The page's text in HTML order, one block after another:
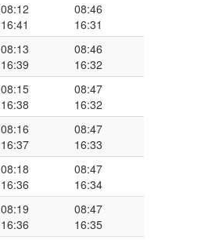
08:12
16:41
08:46
16:31
08:13
16:39
08:46
16:32
08:15
16:38
08:47
16:32
08:16
16:37
08:47
16:33
08:18
16:36
08:47
16:34
08:19
16:36
08:47
16:35